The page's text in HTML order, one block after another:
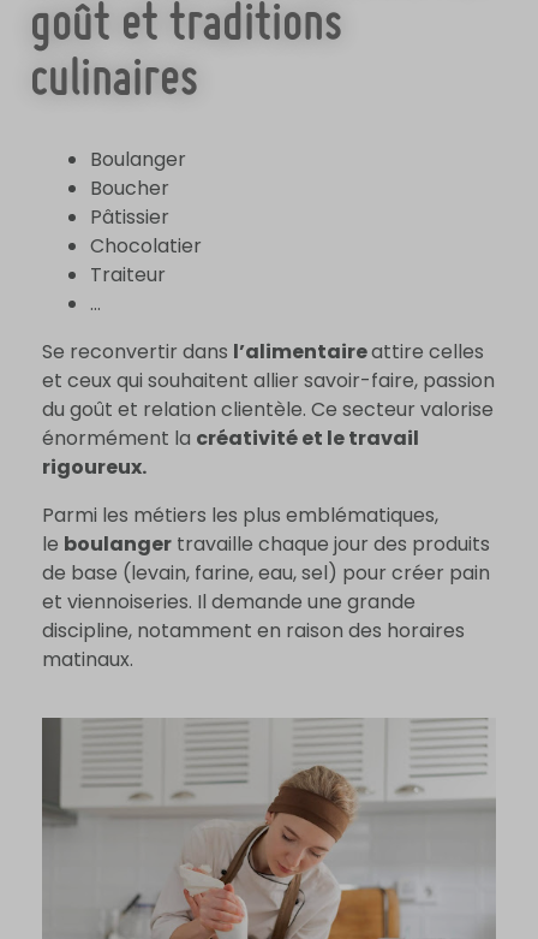
goût et traditions
culinaires
Boulanger
Boucher
Pâtissier
Chocolatier
Traiteur
…
Se reconvertir dans l’alimentaireattire celles
et ceux qui souhaitent allier savoir-faire, passion
du goût et relation clientèle. Ce secteur valorise
énormément la créativité et le travail
rigoureux.
Parmi les métiers les plus emblématiques,
le boulanger travaille chaque jour des produits
de base (levain, farine, eau, sel) pour créer pain
et viennoiseries. Il demande une grande
discipline, notamment en raison des horaires
matinaux.